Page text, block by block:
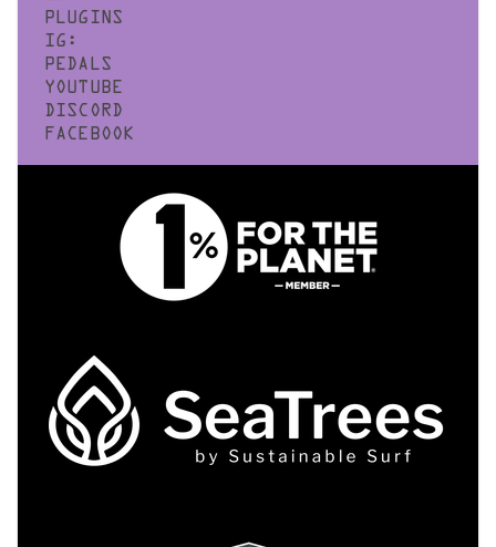
PLUGINS
IG:
PEDALS
YOUTUBE
DISCORD
FACEBOOK